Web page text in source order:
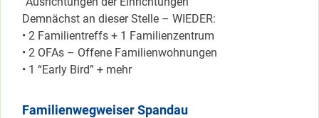
Demnächst an dieser Stelle – WIEDER:
• 2 Familientreffs + 1 Familienzentrum
• 2 OFAs – Offene Familienwohnungen
• 1 “Early Bird” + mehr
Familienwegweiser Spandau